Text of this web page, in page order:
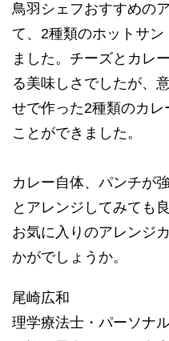
鳥羽シェフおすすめの
て、2種類のホットサ
ました。チーズとカレ
る美味しさでしたが、
せで作った2種類のカ
ことができました。
カレー自体、パンチが
とアレンジしてみても
お気に入りのアレンジ
かがでしょうか。
尾崎広和
理学療法士・パーソナ